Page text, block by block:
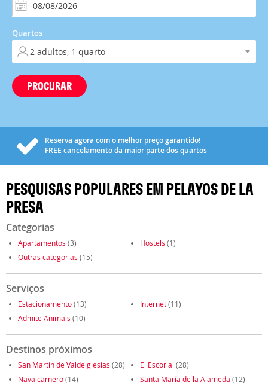
Quartos
PROCURAR
Reserva agora com o melhor preço garantido!
FREE cancelamento da maior parte dos quartos
PESQUISAS POPULARES EM PELAYOS DE LA
PRESA
Categorias
Apartamentos (3) Hostels (1)
Outras categorias (15)
Serviços
Estacionamento(13) Internet(11)
Admite Animais (10)
Destinos próximos
San Martín de Valdeiglesias (28) El Escorial (28)
Navalcarnero(14) Santa María de la Alameda (12)